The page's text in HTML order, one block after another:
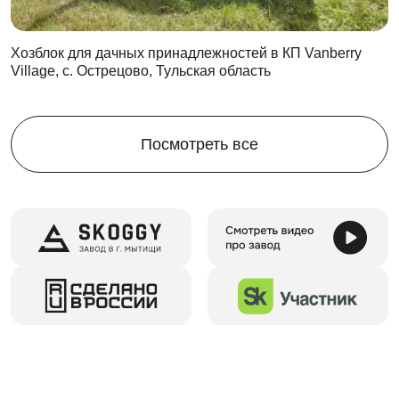
Цикличность сборки-разборки
Благодаря цикличности сборки контейнер сможет
получить новую жизнь в любой момент. Собирайте и
качественным спустя 5 лет интенсивного
использования.
На все случаи жизни
Хозблок может использоваться абсолютно везде:
на даче
Хозблок для дачных принадлежностей в КП Vanberry
Village, с. Острецово, Тульская область
Посмотреть все